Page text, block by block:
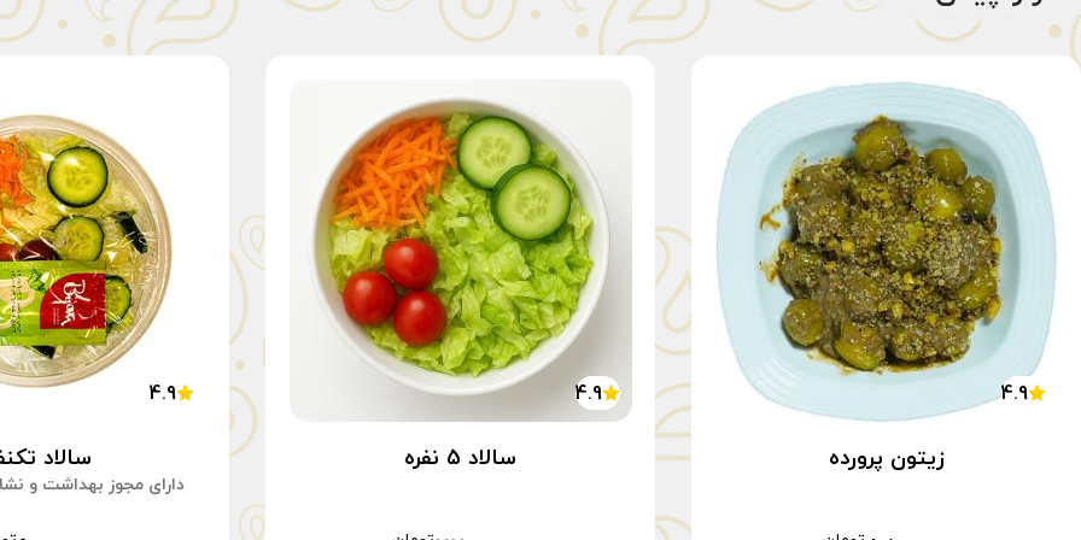
4.9
زیتون پرورده
4.9
سالاد 5 نفره
4.9
سالاد
دارای مجوز بهداشت و
مایونز کم